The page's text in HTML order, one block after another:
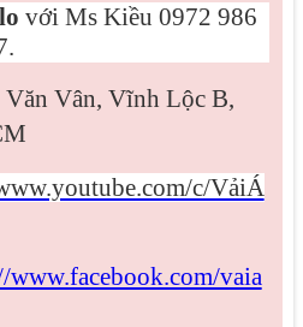
với Ms Kiều 0972 986
Vân, Vĩnh Lộc B,
c/VảiÁ
www.facebook.com/vaia